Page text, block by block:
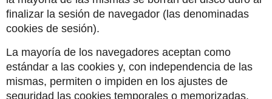
finalizar la sesión de navegador (las denominadas
cookies de sesión).
La mayoría de los navegadores aceptan como
estándar a las cookies y, con independencia de las
mismas, permiten o impiden en los ajustes de
seguridad las cookies temporales o memorizadas.